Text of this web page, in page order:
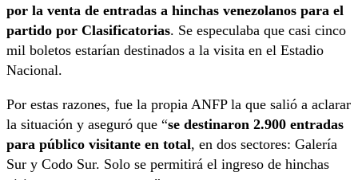
por la venta de entradas a hinchas venezolanos para el
partido por Clasificatorias. Se especulaba que casi cinco
mil boletos estarían destinados a la visita en el Estadio
Nacional.
Por estas razones, fue la propia ANFP la que salió a aclarar
la situación y aseguró que “se destinaron 2.900 entradas
para público visitante en total, en dos sectores: Galería
Sur y Codo Sur. Solo se permitirá el ingreso de hinchas